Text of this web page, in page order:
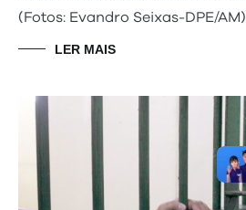
(Fotos: Evandro Seixas-DPE/AM)
LER MAIS